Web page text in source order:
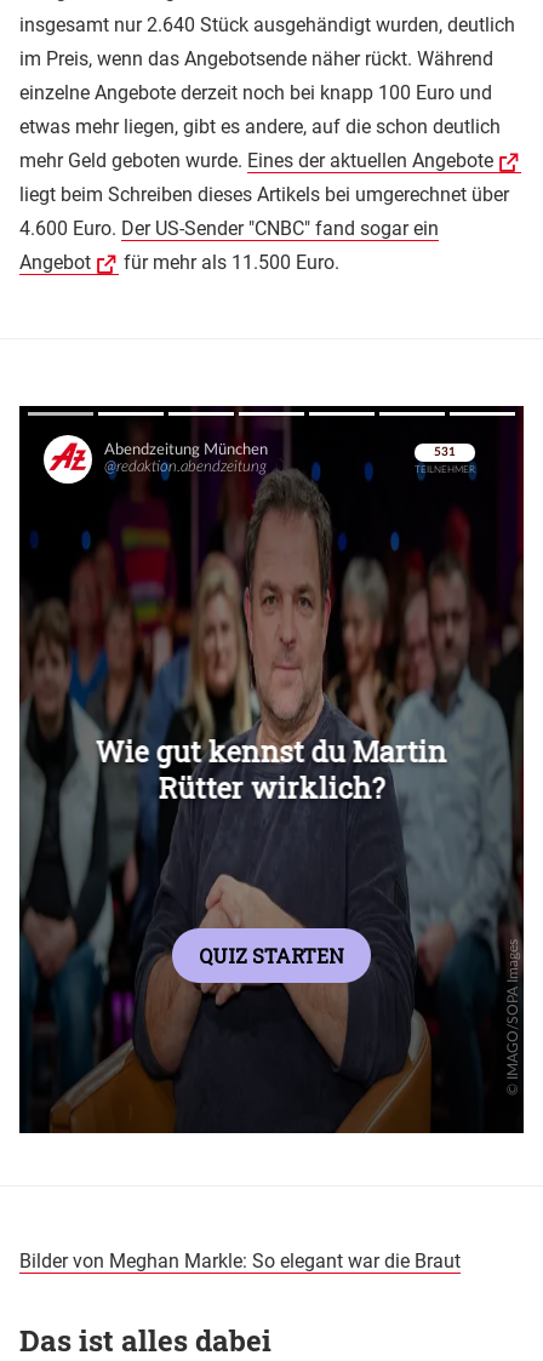
insgesamt nur 2.640 Stück ausgehändigt wurden, deutlich
im Preis, wenn das Angebotsende näher rückt. Während
einzelne Angebote derzeit noch bei knapp 100 Euro und
etwas mehr liegen, gibt es andere, auf die schon deutlich
mehr Geld geboten wurde. Eines der aktuellen Angebote
liegt beim Schreiben dieses Artikels bei umgerechnet über
4.600 Euro. Der US-Sender "CNBC" fand sogar ein
Angebot
für mehr als 11.500 Euro.
Überspringen
Überspringen
Bilder von Meghan Markle: So elegant war die Braut
Das ist alles dabei